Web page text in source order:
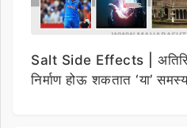
Salt Side Effects |
निर्माण होऊ शकतात ‘या’